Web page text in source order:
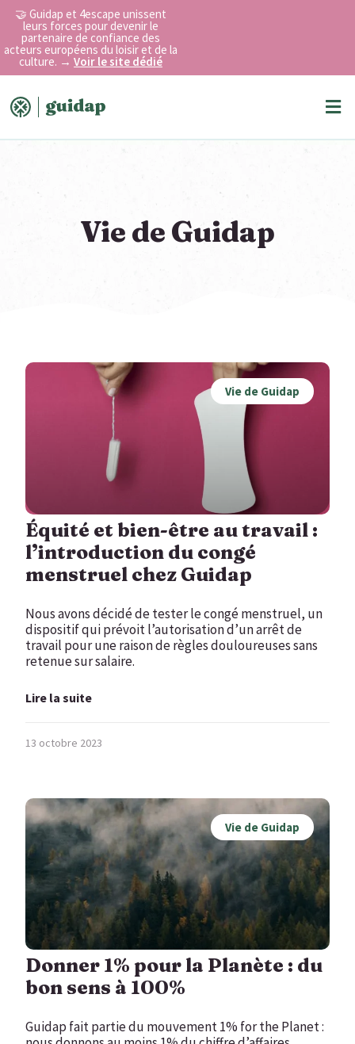
Aller
contenu
🤝 Guidap et 4escape unissent
leurs forces pour devenir le
partenaire de confiance des
acteurs européens du loisir et de la
culture. → Voir le site dédié
Vie de Guidap
Vie de Guidap
Équité et bien-être au travail :
l’introduction du congé
menstruel chez Guidap
Nous avons décidé de tester le congé menstruel, un
dispositif qui prévoit l’autorisation d’un arrêt de
travail pour une raison de règles douloureuses sans
retenue sur salaire.
Lire la suite
13 octobre 2023
Vie de Guidap
Donner 1% pour la Planète : du
bon sens à 100%
Guidap fait partie du mouvement 1% for the Planet :